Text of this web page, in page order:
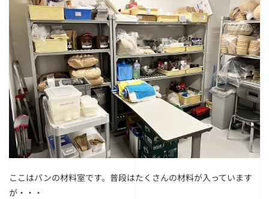
ここはパンの材料室です。 普段はたくさんの材料が入っています
が・・・